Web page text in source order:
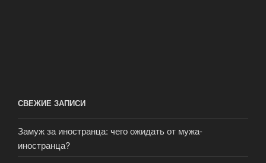
СВЕЖИЕ ЗАПИСИ
Замуж за иностранца: чего ожидать от мужа-
иностранца?